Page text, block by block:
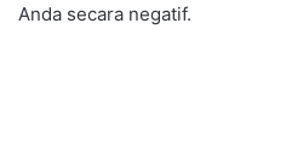
Anda secara negatif.